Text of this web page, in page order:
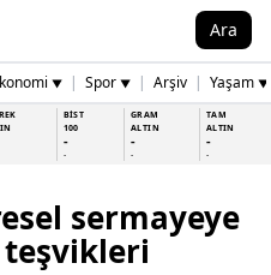
Ara
▼ | Spor ▼ | Arşiv | Yaşam ▼
BİST
100
-
-
GRAM
ALTIN
-
-
TAM
ALTIN
-
-
sermayeye
teşvikleri